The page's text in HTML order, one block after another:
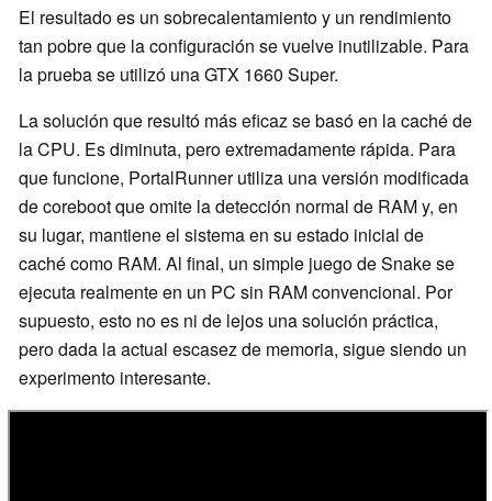
El resultado es un sobrecalentamiento y un rendimiento
tan pobre que la configuración se vuelve inutilizable. Para
la prueba se utilizó una GTX 1660 Super.
La solución que resultó más eficaz se basó en la caché de
la CPU. Es diminuta, pero extremadamente rápida. Para
que funcione, PortalRunner utiliza una versión modificada
de coreboot que omite la detección normal de RAM y, en
su lugar, mantiene el sistema en su estado inicial de
caché como RAM. Al final, un simple juego de Snake se
ejecuta realmente en un PC sin RAM convencional. Por
supuesto, esto no es ni de lejos una solución práctica,
pero dada la actual escasez de memoria, sigue siendo un
experimento interesante.